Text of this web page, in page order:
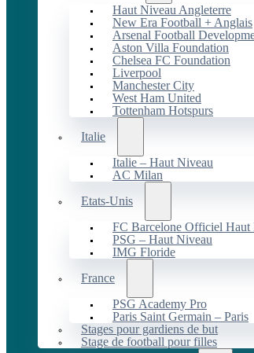
Haut Niveau Angleterre
New Era Football + Anglais
Arsenal Football
Aston Villa Foundation
Chelsea FC Foundation
Liverpool
Manchester City
West Ham United
Tottenham Hotspurs
Italie
Italie – Haut Niveau
AC Milan
Etats-Unis
FC Barcelone Officiel Haut
PSG – Haut Niveau
IMG Floride
France
PSG Academy Pro
Paris Saint Germain – Paris
Stages pour gardiens de but
Stage de football pour filles